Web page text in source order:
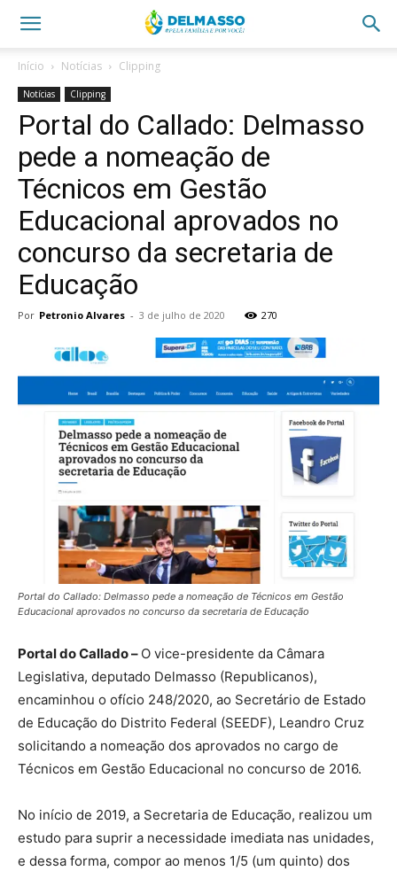
Início Notícias Clipping
Notícias Clipping
Portal do Callado: Delmasso
pede a nomeação de
Técnicos em Gestão
Educacional aprovados no
concurso da secretaria de
Educação
Por Petronio Alvares - 3 de julho de 2020 270
Portal do Callado: Delmasso pede a nomeação de Técnicos em Gestão
Educacional aprovados no concurso da secretaria de Educação
Portal do Callado – O vice-presidente da Câmara
Legislativa, deputado Delmasso (Republicanos),
encaminhou o ofício 248/2020, ao Secretário de Estado
de Educação do Distrito Federal (SEEDF), Leandro Cruz
solicitando a nomeação dos aprovados no cargo de
Técnicos em Gestão Educacional no concurso de 2016.
No início de 2019, a Secretaria de Educação, realizou um
estudo para suprir a necessidade imediata nas unidades,
e dessa forma, compor ao menos 1/5 (um quinto) dos